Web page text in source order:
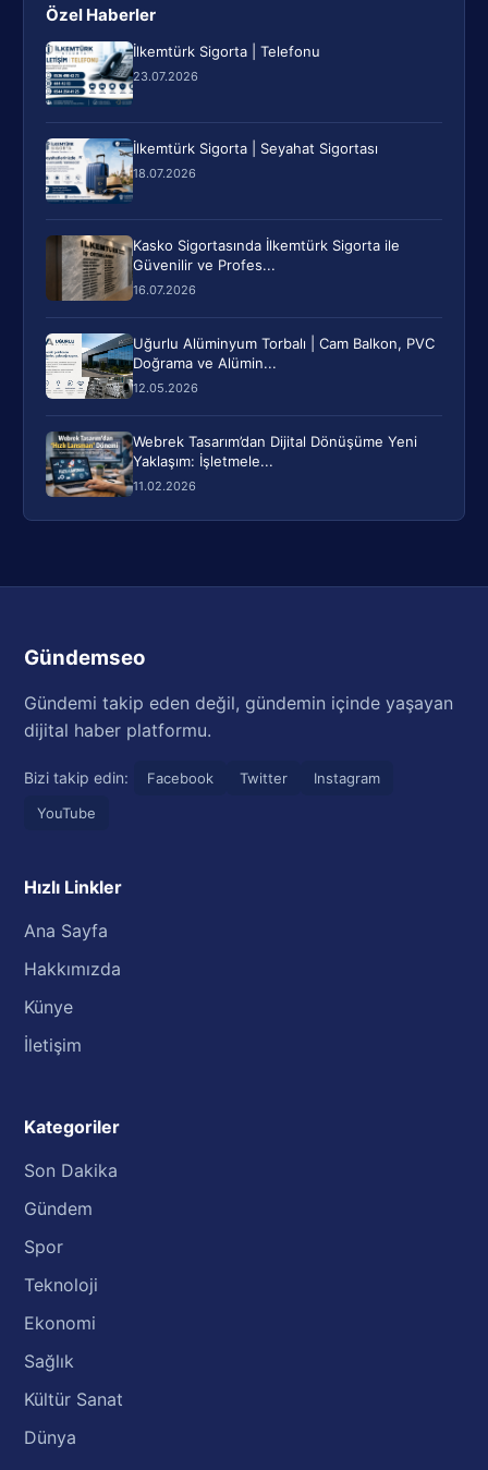
Özel Haberler
İlkemtürk Sigorta | Telefonu
23.07.2026
İlkemtürk Sigorta | Seyahat Sigortası
18.07.2026
Kasko Sigortasında İlkemtürk Sigorta ile
Güvenilir ve Profes...
16.07.2026
Uğurlu Alüminyum Torbalı | Cam Balkon, PVC
Doğrama ve Alümin...
12.05.2026
Webrek Tasarım’dan Dijital Dönüşüme Yeni
Yaklaşım: İşletmele...
11.02.2026
Gündemseo
Gündemi takip eden değil, gündemin içinde yaşayan
dijital haber platformu.
Bizi takip edin: Facebook Twitter
Instagram
YouTube
Hızlı Linkler
Ana Sayfa
Hakkımızda
Künye
İletişim
Kategoriler
Son Dakika
Gündem
Spor
Teknoloji
Ekonomi
Sağlık
Kültür Sanat
Dünya